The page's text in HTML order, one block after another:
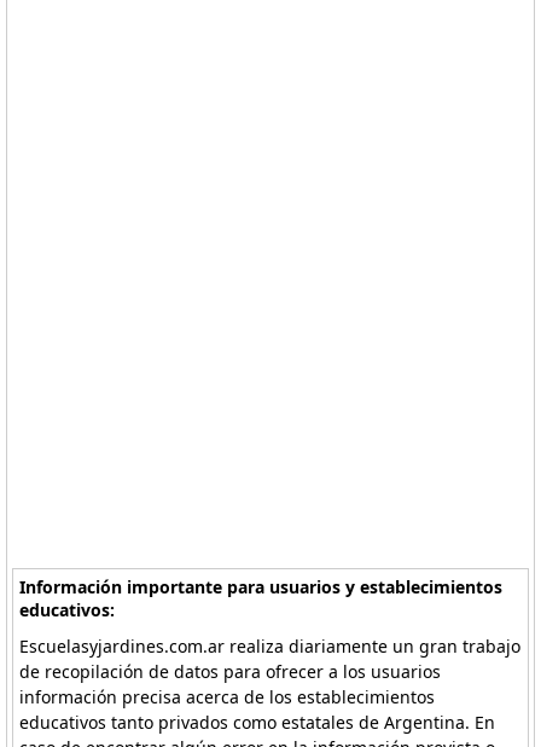
Información importante para usuarios y establecimientos
educativos:
Escuelasyjardines.com.ar realiza diariamente un gran trabajo
de recopilación de datos para ofrecer a los usuarios
información precisa acerca de los establecimientos
educativos tanto privados como estatales de Argentina. En